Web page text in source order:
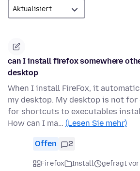
can I install firefox somewhere
desktop
When I install FireFox, it
my desktop. My desktop is not
for shortcuts to executables
How can I ma… (Lesen Sie mehr)
Offen 2
Firefox Install
gefragt vor